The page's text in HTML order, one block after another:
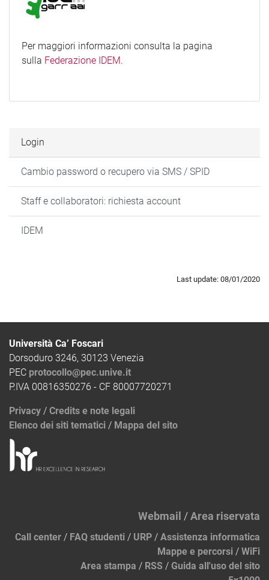
Per maggiori informazioni consulta la pagina
sulla Federazione IDEM.
Login
Cambio password o recupero via SMS / SPID
Staff e collaboratori: richiesta account
IDEM
Last update: 08/01/2020
Università Ca’ Foscari
Dorsoduro 3246, 30123 Venezia
PEC protocollo@pec.unive.it
P.IVA 00816350276 - CF 80007720271
Privacy / Credits e note legali
Elenco dei siti tematici / Mappa del sito
Webmail /Area riservata
Call center / FAQ studenti / URP / Assistenza informatica
Mappe e percorsi / WiFi
Area stampa / RSS / Guida all'uso del sito